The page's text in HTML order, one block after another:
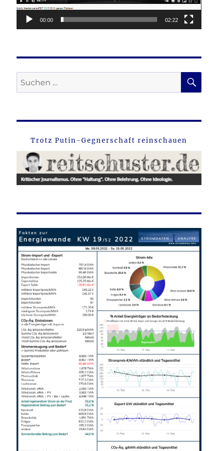
00:00 02:22
Suche
nach:
Trotz Putin-Gegnerschaft reinschauen